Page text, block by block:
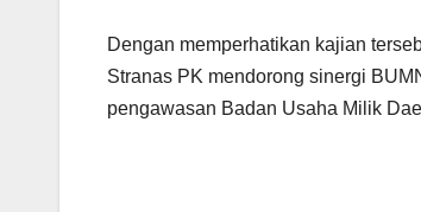
Dengan memperhatikan kajian
Stranas PK mendorong sinergi
pengawasan Badan Usaha Milik